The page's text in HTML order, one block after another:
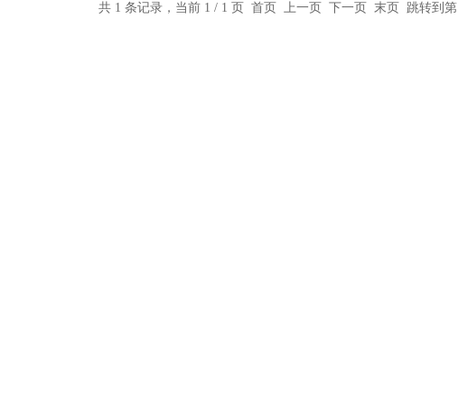
共 1 条记录，当前 1 / 1 页 首页 上一页 下一页 末页 跳转到第